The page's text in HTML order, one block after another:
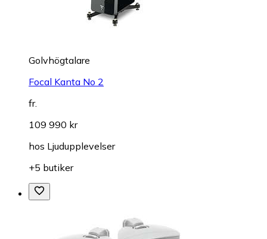
Golvhögtalare
Focal Kanta No 2
fr.
109 990 kr
hos Ljudupplevelser
+5 butiker